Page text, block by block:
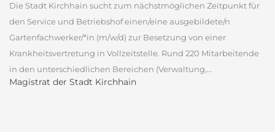
Die Stadt Kirchhain sucht zum nächstmöglichen Zeitpunkt für
den Service und Betriebshof einen/eine ausgebildete/n
Gartenfachwerker/*in (m/w/d) zur Besetzung von einer
Krankheitsvertretung in Vollzeitstelle. Rund 220 Mitarbeitende
in den unterschiedlichen Bereichen (Verwaltung,...
Magistrat der Stadt Kirchhain